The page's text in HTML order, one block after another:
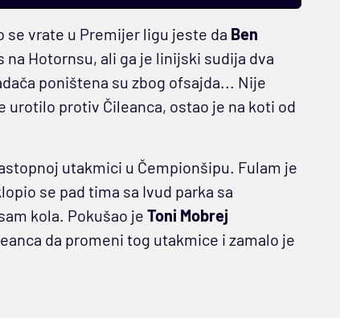
vrate u Premijer ligu jeste da Ben
Hotornsu, ali ga je linijski sudija dva
poništena su zbog ofsajda... Nije
urotilo protiv Čileanca, ostao je na koti od
utakmici u Čempionšipu. Fulam je
se pad tima sa Ivud parka sa
kola. Pokušao je Toni Mobrej
da promeni tog utakmice i zamalo je